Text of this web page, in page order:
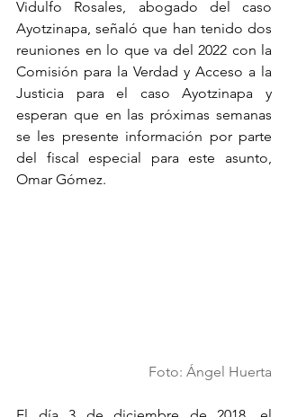
Vidulfo Rosales, abogado del caso
Ayotzinapa, señaló que han tenido dos
reuniones en lo que va del 2022 con la
Comisión para la Verdad y Acceso a la
Justicia para el caso Ayotzinapa y
esperan que en las próximas semanas
se les presente información por parte
del fiscal especial para este asunto,
Omar Gómez.
Foto: Ángel Huerta